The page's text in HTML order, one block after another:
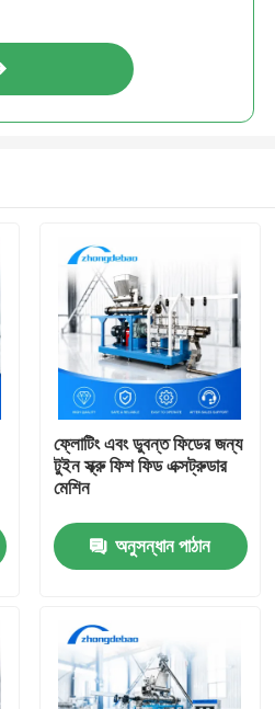
ফ্লোটিং এবং ডুবন্ত ফিডের জন্য
টুইন স্ক্রু ফিশ ফিড এক্সট্রুডার
মেশিন
অনুসন্ধান পাঠান